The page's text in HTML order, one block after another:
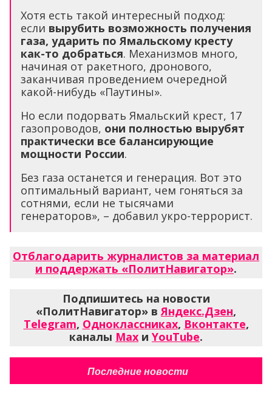
Хотя есть такой интересный подход:
если вырубить возможность получения
газа, ударить по Ямальскому кресту
как-то добраться. Механизмов много,
начиная от ракетного, дронового,
заканчивая проведением очередной
какой-нибудь «Паутины».
Но если подорвать Ямальский крест, 17
газопроводов, они полностью вырубят
практически все балансирующие
мощности России.
Без газа останется и генерация. Вот это
оптимальный вариант, чем гоняться за
сотнями, если не тысячами
генераторов», – добавил укро-террорист.
Отблагодарить журналистов за материал
и поддержать «ПолитНавигатор».
Подпишитесь на новости
«ПолитНавигатор» вЯндекс.Дзен,
Telegram, Одноклассниках, Вконтакте,
каналы Max и YouTube.
Последние новости